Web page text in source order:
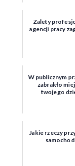
Zalety
agencji pracy
W publicznym
zabrakło
twojego
Jakie rzeczy